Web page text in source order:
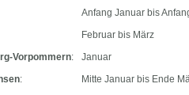
Anfang Januar bis
Februar bis März
Vorpommern:
Januar
: Mitte Januar bis Ende